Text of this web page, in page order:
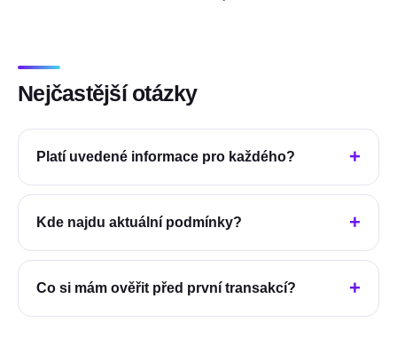
Nejčastější otázky
Platí uvedené informace pro každého?
Kde najdu aktuální podmínky?
Co si mám ověřit před první transakcí?